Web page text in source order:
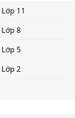
Lớp 11
Lớp 8
Lớp 5
Lớp 2